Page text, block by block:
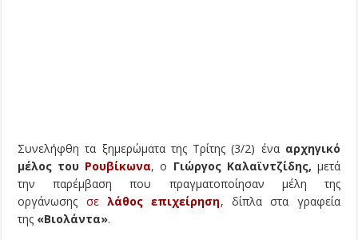
Συνελήφθη τα ξημερώματα της Τρίτης (3/2) ένα αρχηγικό
μέλος του Ρουβίκωνα, ο Γιώργος Καλαϊντζίδης, μετά
την παρέμβαση που πραγματοποίησαν μέλη της
οργάνωσης σελάθος επιχείρηση, δίπλα στα γραφεία
της «Βιολάντα».